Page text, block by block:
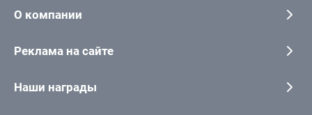
О компании
Реклама на сайте
Наши награды